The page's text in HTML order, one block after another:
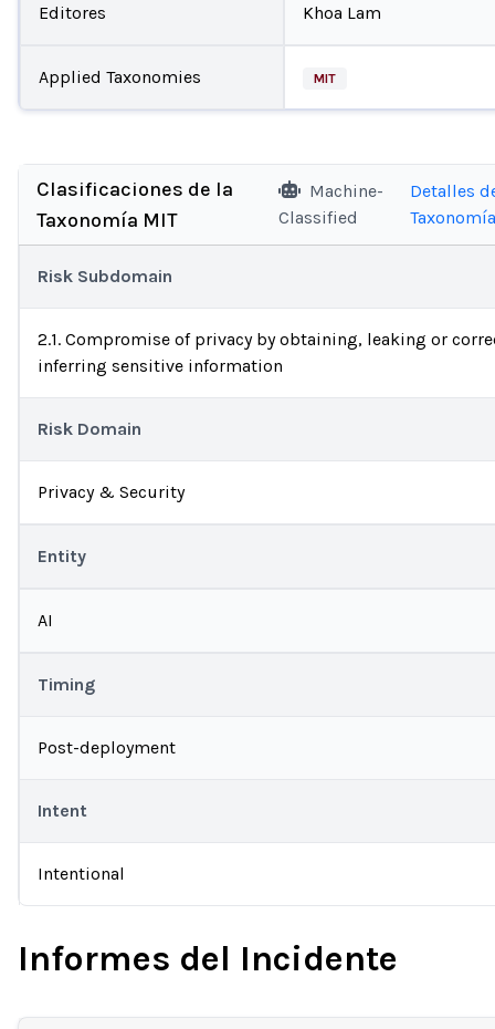
Editores Khoa Lam
Applied Taxonomies MIT
Clasificaciones de la
Taxonomía MIT
Machine-
Classified
Detalles
Taxonomía
Risk Subdomain
2.1. Compromise of privacy by obtaining, leaking or
inferring sensitive information
Risk Domain
Privacy & Security
Entity
AI
Timing
Post-deployment
Intent
Intentional
Informes del Incidente